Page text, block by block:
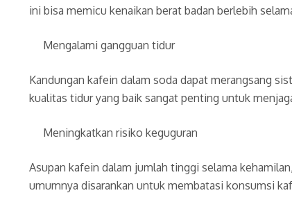
ini bisa memicu kenaikan berat badan berlebih
Mengalami gangguan tidur
Kandungan kafein dalam soda dapat merangsang
kualitas tidur yang baik sangat penting untuk
Meningkatkan risiko keguguran
Asupan kafein dalam jumlah tinggi selama
umumnya disarankan untuk membatasi konsumsi